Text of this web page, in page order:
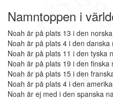
Namntoppen i
Noah är på plats 13 i den
Noah är på plats 4 i den danska
Noah är på plats 11 i den tyska
Noah är på plats 19 i den finska
Noah är på plats 15 i den
Noah är på plats 4 i den
Noah är ej med i den spanska